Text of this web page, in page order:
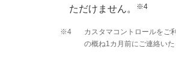
ただけません。
※4
※4
カスタマコントロールをご
の概ね1カ月前にご連絡いた